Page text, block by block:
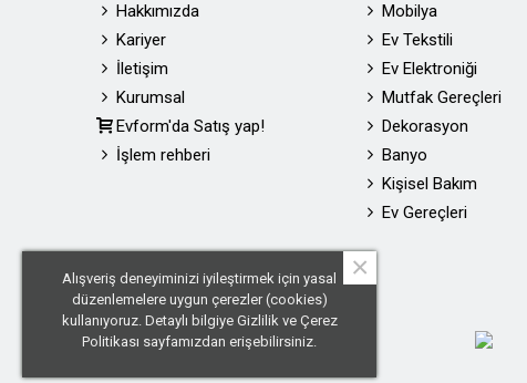
Hakkımızda
Kariyer
İletişim
Kurumsal
Evform'da Satış yap!
İşlem rehberi
Mobilya
Ev Tekstili
Ev Elektroniği
Mutfak Gereçleri
Dekorasyon
Banyo
Kişisel Bakım
Ev Gereçleri
Alışveriş deneyiminizi iyileştirmek için yasal
düzenlemelere uygun çerezler (cookies)
kullanıyoruz. Detaylı bilgiye Gizlilik ve Çerez
Politikası sayfamızdan erişebilirsiniz.
×